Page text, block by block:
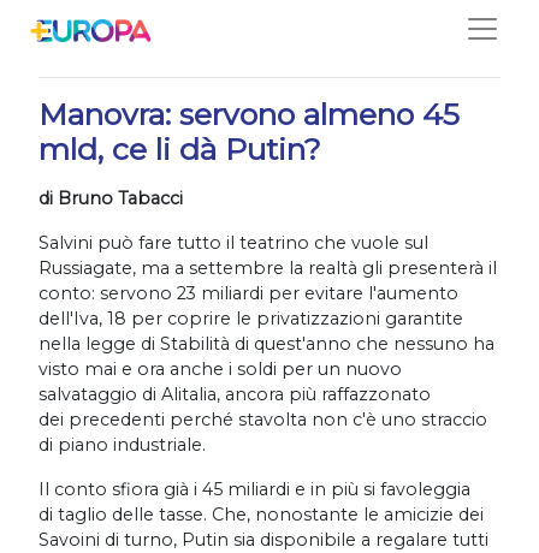
17/07/2019
Manovra: servono almeno 45
mld, ce li dà Putin?
di Bruno Tabacci
Salvini può fare tutto il teatrino che vuole sul
Russiagate, ma a settembre la realtà gli presenterà il
conto: servono 23 miliardi per evitare l'aumento
dell'Iva, 18 per coprire le privatizzazioni garantite
nella legge di Stabilità di quest'anno che nessuno ha
visto mai e ora anche i soldi per un nuovo
salvataggio di Alitalia, ancora più raffazzonato
dei precedenti perché stavolta non c'è uno straccio
di piano industriale.
Il conto sfiora già i 45 miliardi e in più si favoleggia
di taglio delle tasse. Che, nonostante le amicizie dei
Savoini di turno, Putin sia disponibile a regalare tutti